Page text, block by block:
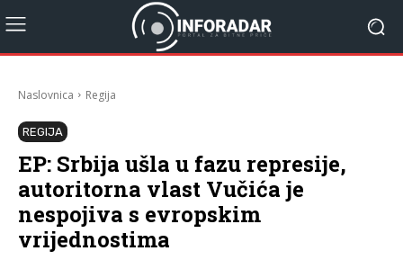
Naslovnica Regija
REGIJA
EP: Srbija ušla u fazu represije,
autoritorna vlast Vučića je
nespojiva s evropskim
vrijednostima